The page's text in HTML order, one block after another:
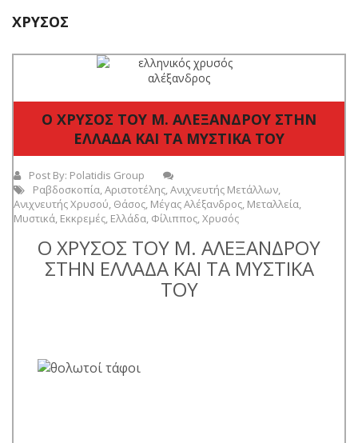
ΧΡΥΣΌΣ
Ο ΧΡΥΣΟΣ ΤΟΥ Μ. ΑΛΕΞΑΝΔΡΟΥ ΣΤΗΝ
ΕΛΛΑΔΑ ΚΑΙ ΤΑ ΜΥΣΤΙΚΑ ΤΟΥ
Post By: Polatidis Group
Ραβδοσκοπία,Αριστοτέλης,Ανιχνευτής Μετάλλων,
Ανιχνευτής Χρυσού, Θάσος, Μέγας Αλέξανδρος, Μεταλλεία,
Μυστικά, Εκκρεμές, Ελλάδα, Φίλιππος,Χρυσός
Ο ΧΡΥΣΟΣ ΤΟΥ Μ. ΑΛΕΞΑΝΔΡΟΥ
ΣΤΗΝ ΕΛΛΑΔΑ ΚΑΙ ΤΑ ΜΥΣΤΙΚΑ
ΤΟΥ